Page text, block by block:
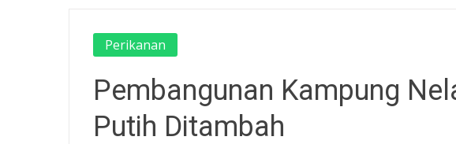
Perikanan
Pembangunan Kampung
Putih Ditambah